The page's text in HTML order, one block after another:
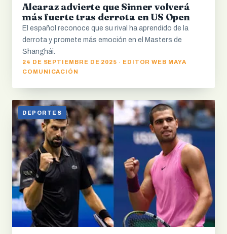
Alcaraz advierte que Sinner volverá
más fuerte tras derrota en US Open
El español reconoce que su rival ha aprendido de la
derrota y promete más emoción en el Masters de
Shanghái.
24 DE SEPTIEMBRE DE 2025 · EDITOR WEB MAYA
COMUNICACIÓN
DEPORTES